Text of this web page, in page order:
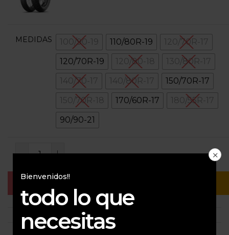
MEDIDAS 100/90-19 110/80R-19
120/70R-17
120/70R-19
120/80-18
130/80R-17
140/70-17
140/80R-17
150/70R-17
150/70R-18
170/60R-17
180/55R-17
90/90-21
Bienvenidos!!
todo lo que
necesitas